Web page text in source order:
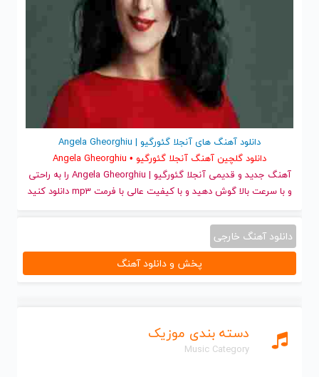
دسته بندی موزیک
Music Category
دانلود آهنگ های آنجلا گئورگیو | Angela Gheorghiu
دانلود گلچین آهنگ آنجلا گئورگیو • Angela Gheorghiu
آهنگ جدید
و قدیمی آنجلا گئورگیو | Angela Gheorghiu را به راحتی
و با سرعت بالا گوش دهید و با کیفیت عالی با فرمت mp3 دانلود کنید
دانلود آهنگ خارجی
پخش و دانلود آهنگ